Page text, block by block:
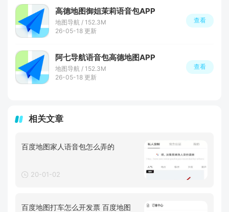
高德地图御姐茉莉语音包APP
地图导航 / 152.3M
26-05-18 更新
查看
阿七导航语音包高德地图APP
地图导航 / 152.3M
26-05-18 更新
查看
相关文章
百度地图家人语音包怎么弄的
20-01-02
百度地图打车怎么开发票 百度地图